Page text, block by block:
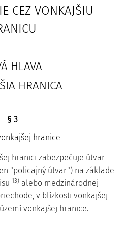
CEZ VONKAJŠIU
HLAVA
HRANICA
§ 3
hranice
hranici zabezpečuje útvar
"policajný útvar") na základe
13) alebo medzinárodnej
v blízkosti vonkajšej
vonkajšej hranice.